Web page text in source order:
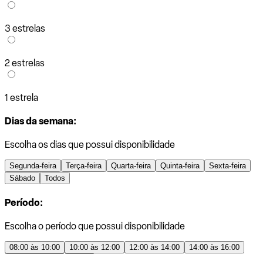
3 estrelas
2 estrelas
1 estrela
Dias da semana:
Escolha os dias que possui disponibilidade
Segunda-feira Terça-feira Quarta-feira Quinta-feira
Sexta-feira
Sábado
Todos
Período:
Escolha o período que possui disponibilidade
08:00 às 10:00 10:00 às 12:00 12:00 às 14:00
14:00 às 16:00